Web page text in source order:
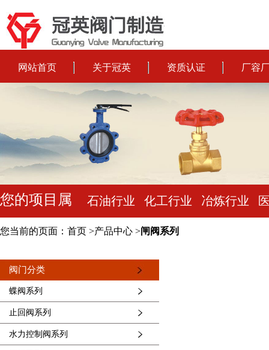
网站首页 关于冠英 资质认证 厂容
您的项目属
于:
石油行业 化工行业 冶炼行业
您当前的页面： 首页 >产品中心 >闸阀系列
阀门分类
蝶阀系列
止回阀系列
水力控制阀系列